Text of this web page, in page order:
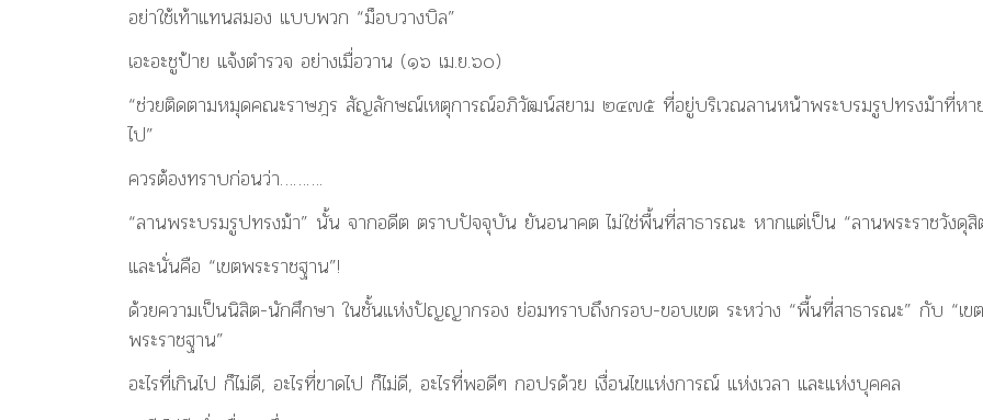
อย่าใช้เท้าแทนสมอง แบบพวก “ม็อบวางบิล”
เอะอะชูป้าย แจ้งตำรวจ อย่างเมื่อวาน (๑๖ เม.ย.๖๐)
“ช่วยติดตามหมุดคณะราษฎร สัญลักษณ์เหตุการณ์อภิวัฒน์สยาม ๒๔๗๕ ที่อยู่บริเวณลานหน้าพระบรมรูปทรงม้าที่หา
ไป”
ควรต้องทราบก่อนว่า……….
“ลานพระบรมรูปทรงม้า” นั้น จากอดีต ตราบปัจจุบัน ยันอนาคต ไม่ใช่พื้นที่สาธารณะ หากแต่เป็น “ลานพระราชวังดุสิ
และนั่นคือ “เขตพระราชฐาน”!
ด้วยความเป็นนิสิต-นักศึกษา ในชั้นแห่งปัญญากรอง ย่อมทราบถึงกรอบ-ขอบเขต ระหว่าง “พื้นที่สาธารณะ” กับ “เขต
พระราชฐาน”
อะไรที่เกินไป ก็ไม่ดี, อะไรที่ขาดไป ก็ไม่ดี, อะไรที่พอดีๆ กอปรด้วย เงื่อนไขแห่งการณ์ แห่งเวลา และแห่งบุคคล